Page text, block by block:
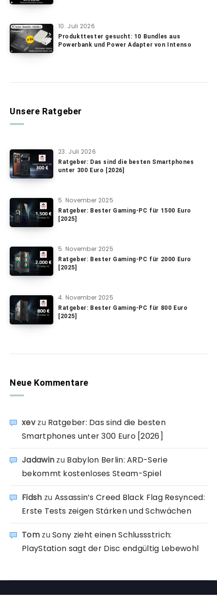
10. Juli 2026
Produkttester gesucht: 10 Bundles aus
Powerbank und Power Adapter von Intenso
Unsere Ratgeber
23. Juli 2026
Ratgeber: Das sind die besten Smartphones
unter 300 Euro [2026]
5. November 2025
Ratgeber: Bester Gaming-PC für 1500 Euro
[2025]
5. November 2025
Ratgeber: Bester Gaming-PC für 2000 Euro
[2025]
4. November 2025
Ratgeber: Bester Gaming-PC für 800 Euro
[2025]
Neue Kommentare
xevzu Ratgeber: Das sind die besten
Smartphones unter 300 Euro [2026]
Jadawin zu Babylon Berlin: ARD-Serie
bekommt kostenloses Steam-Spiel
Fidsh zu Assassin’s Creed Black Flag Resynced:
Erste Tests zeigen Stärken und Schwächen
TomzuSony zieht einen Schlussstrich:
PlayStation sagt der Disc endgültig Lebewohl